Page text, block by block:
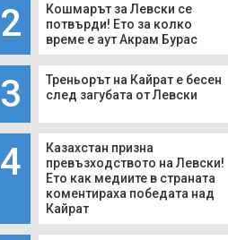
2
Кошмарът за Левски се
потвърди! Ето за колко
време е аут Акрам Бурас
3
Треньорът на Кайрат е бесен
след загубата от Левски
4
Казахстан призна
превъзходството на Левски!
Ето как медиите в страната
коментираха победата над
Кайрат